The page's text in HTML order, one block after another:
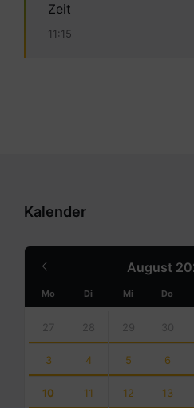
Zeit
11:15
Kalender
August
Month
Mo Di Mi Do
calendar
days
27 28 29 30
3 4 5 6
10 11 12 13